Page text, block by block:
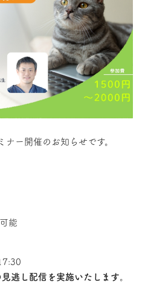
ー開催のお知らせです。
能
逃し配信を実施いたします。